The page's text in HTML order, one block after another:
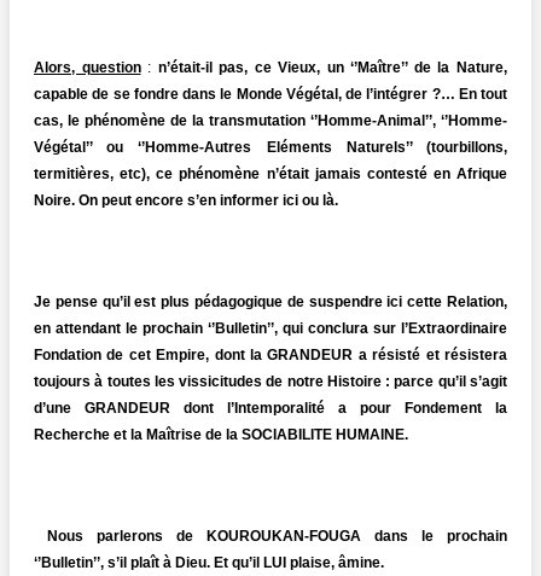
Alors, question: n’était-il pas, ce Vieux, un ‘’Maître’’ de la Nature,
capable de se fondre dans le Monde Végétal, de l’intégrer ?… En tout
cas, le phénomène de la transmutation ‘’Homme-Animal’’, ‘’Homme-
Végétal’’ ou ‘’Homme-Autres Eléments Naturels’’ (tourbillons,
termitières, etc), ce phénomène n’était jamais contesté en Afrique
Noire. On peut encore s’en informer ici ou là.
Je pense qu’il est plus pédagogique de suspendre ici cette Relation,
en attendant le prochain ‘’Bulletin’’, qui conclura sur l’Extraordinaire
Fondation de cet Empire, dont la GRANDEUR a résisté et résistera
toujours à toutes les vissicitudes de notre Histoire : parce qu’il s’agit
d’une GRANDEUR dont l’Intemporalité a pour Fondement la
Recherche et la Maîtrise de la SOCIABILITE HUMAINE.
Nous parlerons de KOUROUKAN-FOUGA dans le prochain
‘’Bulletin’’, s’il plaît à Dieu. Et qu’il LUI plaise, âmine.